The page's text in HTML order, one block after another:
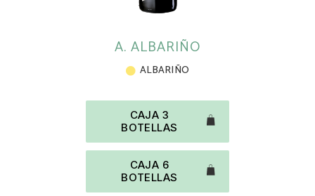
A. ALBARIÑO
ALBARIÑO
CAJA 3
BOTELLAS
CAJA 6
BOTELLAS